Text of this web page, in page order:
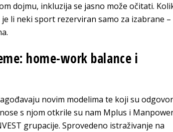
dojmu, inkluzija se jasno može očitati.
li neki sport rezerviran samo za izabrane –
home-work balance i
novim modelima te koji su
s njom otkrile su nam Mplus i
grupacije. Sprovedeno istraživanje na